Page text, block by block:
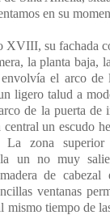
en su
XVIII, su fachada
la planta baja,
el arco de
ligero talud a
de la puerta de
un escudo
La zona
un no muy
de
ventanas
mismo tiempo de